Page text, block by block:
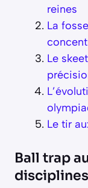
reines
La
Le
Le tir
Ball trap